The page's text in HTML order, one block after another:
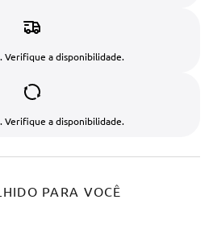
Verifique a disponibilidade.
Verifique a disponibilidade.
PARA VOCÊ